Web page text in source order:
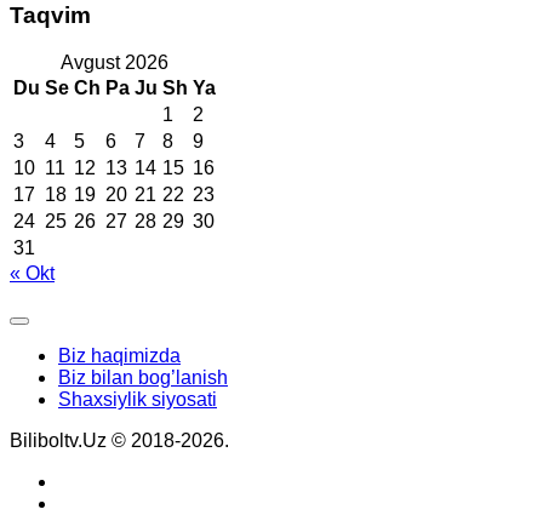
Taqvim
Avgust 2026
Du Se Ch Pa Ju Sh Ya
1
2
3
4 5 6 7 8
9
10 11 12 13 14 15 16
17 18 19 20 21 22 23
24 25 26 27 28 29 30
31
« Okt
Biz haqimizda
Biz bilan bog’lanish
Shaxsiylik siyosati
Biliboltv.Uz © 2018-2026.